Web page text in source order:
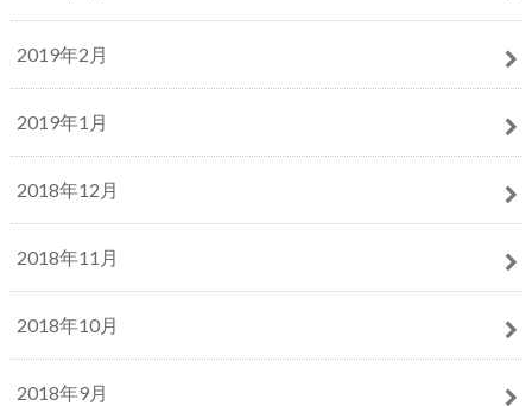
2019年2月
2019年1月
2018年12月
2018年11月
2018年10月
2018年9月